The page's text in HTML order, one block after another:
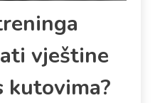
vještine
kutovima?